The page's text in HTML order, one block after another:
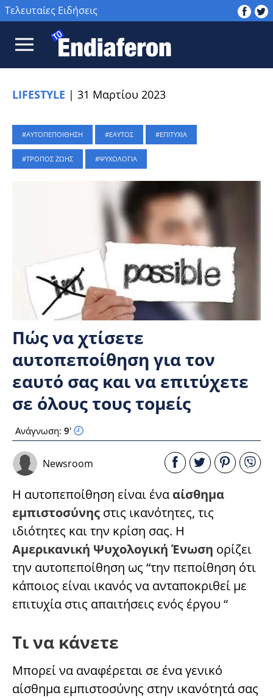
Τελευταίες Ειδήσεις
LIFESTYLE | 31 Μαρτίου 2023
ΑΥΤΟΠΕΠΟΙΘΗΣΗ ΕΑΥΤΟΣ ΕΠΙΤΥΧΙΑ
ΤΡΟΠΟΣ ΖΩΗΣ ΨΥΧΟΛΟΓΙΑ
Πώς να χτίσετε
αυτοπεποίθηση για τον
εαυτό σας και να επιτύχετε
σε όλους τους τομείς
Ανάγνωση: 9'
Newsroom
Η αυτοπεποίθηση είναι ένα αίσθημα
εμπιστοσύνης στις ικανότητες, τις
ιδιότητες και την κρίση σας. Η
Αμερικανική Ψυχολογική Ένωση ορίζει
την αυτοπεποίθηση ως “την πεποίθηση ότι
κάποιος είναι ικανός να ανταποκριθεί με
επιτυχία στις απαιτήσεις ενός έργου “
Τι να κάνετε
Μπορεί να αναφέρεται σε ένα γενικό
αίσθημα εμπιστοσύνης στην ικανότητά σας